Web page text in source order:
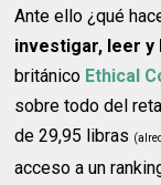
Ante ello ¿qué
investigar, leer y
británico Ethical
sobre todo del
de 29,95 libras
acceso a un